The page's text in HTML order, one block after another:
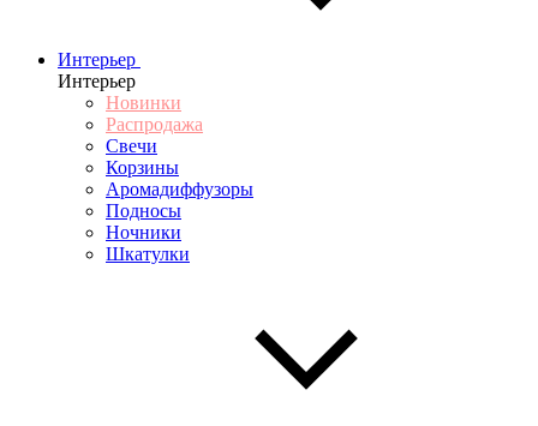
Интерьер
Интерьер
Новинки
Распродажа
Свечи
Корзины
Аромадиффузоры
Подносы
Ночники
Шкатулки